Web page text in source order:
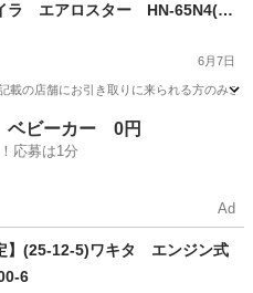
ラ エアロスター HN-65N4(D)
6月7日
載の店舗にお引き取りに来られる方のみ
店頭
ビーカー 0円
応募は1分
Ad
】(25-12-5)ワキタ エンジン式
6